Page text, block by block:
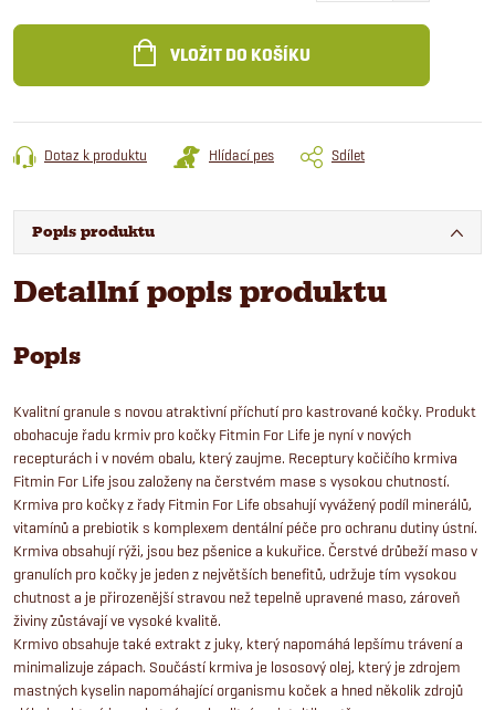
VLOŽIT DO KOŠÍKU
Dotaz k produktu Hlídací pes Sdílet
Popis produktu
Detailní popis produktu
Popis
Kvalitní granule s novou atraktivní příchutí pro kastrované kočky. Produkt
obohacuje řadu krmiv pro kočky Fitmin For Life je nyní v nových
recepturách i v novém obalu, který zaujme. Receptury kočičího krmiva
Fitmin For Life jsou založeny na čerstvém mase s vysokou chutností.
Krmiva pro kočky z řady Fitmin For Life obsahují vyvážený podíl minerálů,
vitamínů a prebiotik s komplexem dentální péče pro ochranu dutiny ústní.
Krmiva obsahují rýži, jsou bez pšenice a kukuřice. Čerstvé drůbeží maso v
granulích pro kočky je jeden z největších benefitů, udržuje tím vysokou
chutnost a je přirozenější stravou než tepelně upravené maso, zároveň
živiny zůstávají ve vysoké kvalitě.
Krmivo obsahuje také extrakt z juky, který napomáhá lepšímu trávení a
minimalizuje zápach. Součástí krmiva je lososový olej, který je zdrojem
mastných kyselin napomáhající organismu koček a hned několik zdrojů